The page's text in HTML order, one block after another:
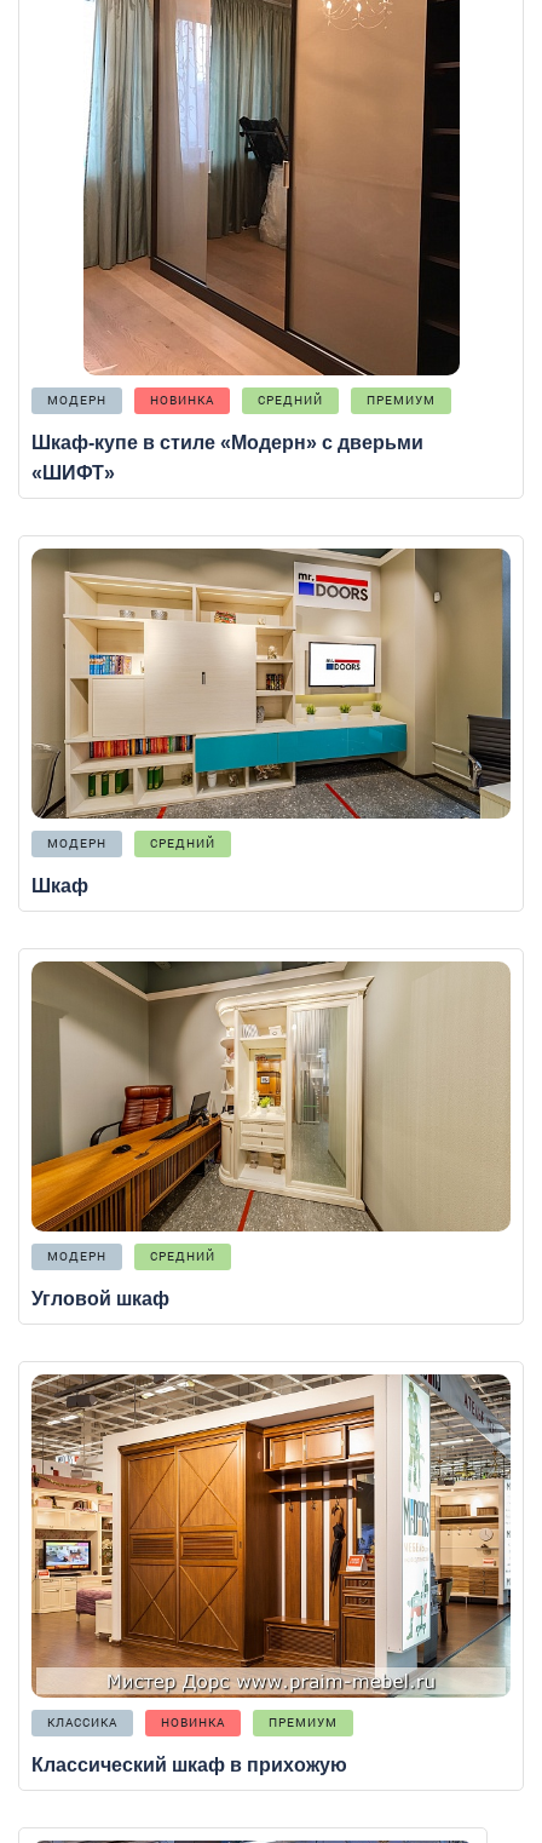
МОДЕРН НОВИНКА СРЕДНИЙ ПРЕМИУМ
Шкаф-купе в стиле «Модерн» с дверьми
«ШИФТ»
МОДЕРН СРЕДНИЙ
Шкаф
МОДЕРН СРЕДНИЙ
Угловой шкаф
КЛАССИКА НОВИНКА ПРЕМИУМ
Классический шкаф в прихожую